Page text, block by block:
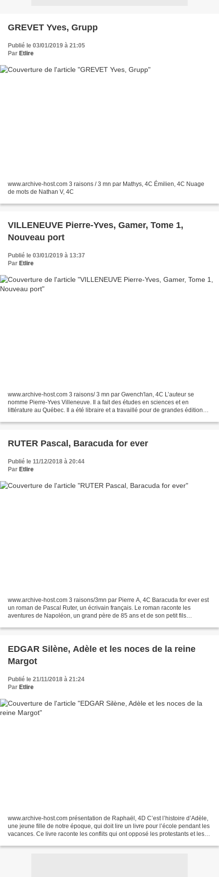
GREVET Yves, Grupp
Publié le 03/01/2019 à 21:05
Par Etlire
www.archive-host.com 3 raisons / 3 mn par Mathys, 4C Émilien, 4C Nuage
de mots de Nathan V, 4C
VILLENEUVE Pierre-Yves, Gamer, Tome 1,
Nouveau port
Publié le 03/01/2019 à 13:37
Par Etlire
www.archive-host.com 3 raisons/ 3 mn par Gwench'lan, 4C L’auteur se
nomme Pierre-Yves Villeneuve. Il a fait des études en sciences et en
littérature au Québec. Il a été libraire et a travaillé pour de grandes éditions
RUTER Pascal, Baracuda for ever
Publié le 11/12/2018 à 20:44
Par Etlire
www.archive-host.com 3 raisons/3mn par Pierre A, 4C Baracuda for ever est
un roman de Pascal Ruter, un écrivain français. Le roman raconte les
aventures de Napoléon, un grand père de 85 ans et de son petit fils
EDGAR Silène, Adèle et les noces de la reine
Margot
Publié le 21/11/2018 à 21:24
Par Etlire
www.archive-host.com présentation de Raphaël, 4D C’est l’histoire d’Adèle,
une jeune fille de notre époque, qui doit lire un livre pour l’école pendant les
vacances. Ce livre raconte les conflits qui ont opposé les protestants et les